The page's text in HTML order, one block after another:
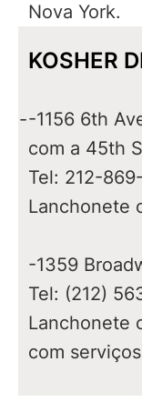
Nova York.
KOSHER
--1156 6th
com a 45th
Tel: 212-
Lanchonete
-1359
Tel: (212)
Lanchonete
com